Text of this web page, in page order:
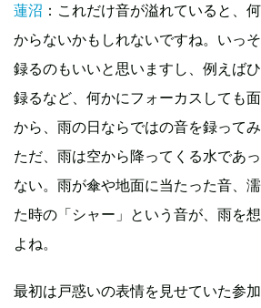
蓮沼 ：これだけ音が溢れていると、
からないかもしれないですね。いっ
録るのもいいと思いますし、例えば
録るなど、何かにフォーカスしても
から、雨の日ならではの音を録ってみ
ただ、雨は空から降ってくる水であ
ない。雨が傘や地面に当たった音、
た時の「シャー」という音が、雨を
よね。
最初は戸惑いの表情を見せていた参